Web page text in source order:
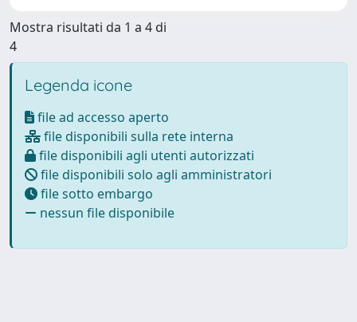
Mostra risultati da 1 a 4 di
4
Legenda icone
file ad accesso aperto
file disponibili sulla rete interna
file disponibili agli utenti autorizzati
file disponibili solo agli amministratori
file sotto embargo
nessun file disponibile